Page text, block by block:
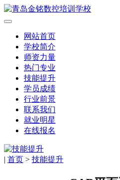
网站首页
学校简介
师资力量
热门专业
技能提升
学员成绩
行业前景
联系我们
就业明星
在线报名
| 首页 > 技能提升